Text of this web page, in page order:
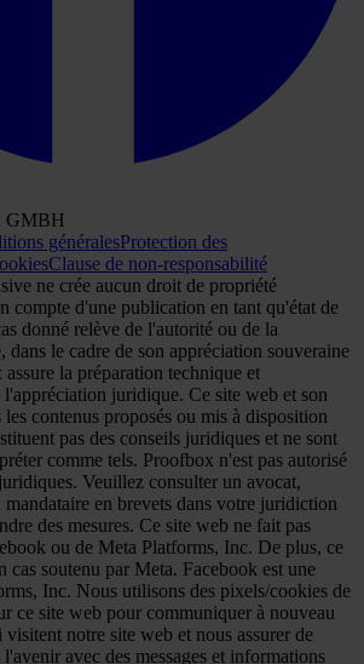
GMBH
généralesProtection des
Clause de non-responsabilité
ne crée aucun droit de propriété
compte d'une publication en tant qu'état de
donné relève de l'autorité ou de la
dans le cadre de son appréciation souveraine
la préparation technique et
juridique. Ce site web et son
contenus proposés ou mis à disposition
pas des conseils juridiques et ne sont
comme tels. Proofbox n'est pas autorisé
Veuillez consulter un avocat,
en brevets dans votre juridiction
des mesures. Ce site web ne fait pas
ou de Meta Platforms, Inc. De plus, ce
cas soutenu par Meta. Facebook est une
Inc. Nous utilisons des pixels/cookies de
ce site web pour communiquer à nouveau
visitent notre site web et nous assurer de
avec des messages et informations